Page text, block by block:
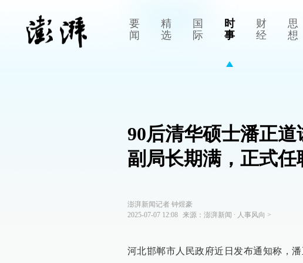
要
闻
精
选
国
际
时
事
财
经
思
想
90后清华硕士潘正
副局长期满，正式任
澎湃新闻记者 钟煜豪
2025-07-07 12:08
来源： 澎湃新闻 ∙ 人事风向 >
河北邯郸市人民政府近日发布通知称，